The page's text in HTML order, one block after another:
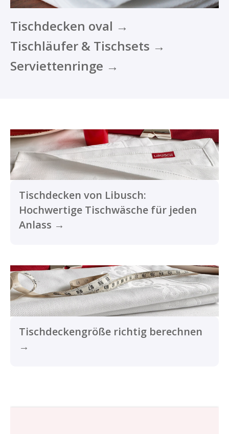
Tischdecken oval →
Tischläufer & Tischsets →
Serviettenringe →
Tischdecken von Libusch:
Hochwertige Tischwäsche für jeden
Anlass →
Tischdeckengröße richtig berechnen
→